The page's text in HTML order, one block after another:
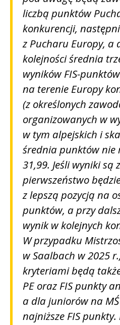
liczbą punktów
konkurencji,
z Pucharu Europy, a
kolejności średnia
wyników FIS-
na terenie Europy
(z określonych
organizowanych w
w tym alpejskich i
średnia punktów nie
31,99. Jeśli wyniki są
pierwszeństwo
z lepszą pozycją na
punktów, a przy
wynik w kolejnych
W przypadku
w Saalbach w 2025
kryteriami będą
PE oraz FIS punkty
a dla juniorów na
najniższe FIS punkty.